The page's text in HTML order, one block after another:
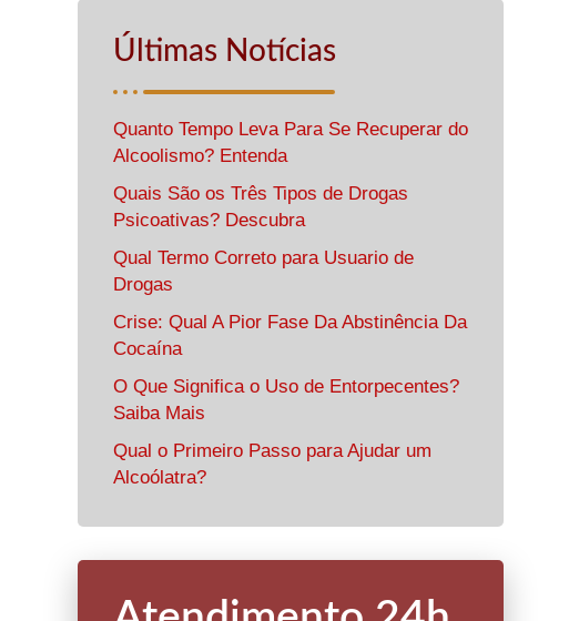
Últimas Notícias
Quanto Tempo Leva Para Se Recuperar do
Alcoolismo? Entenda
Quais São os Três Tipos de Drogas
Psicoativas? Descubra
Qual Termo Correto para Usuario de
Drogas
Crise: Qual A Pior Fase Da Abstinência Da
Cocaína
O Que Significa o Uso de Entorpecentes?
Saiba Mais
Qual o Primeiro Passo para Ajudar um
Alcoólatra?